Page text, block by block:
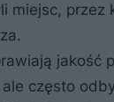
miejsc, przez
jakość
często